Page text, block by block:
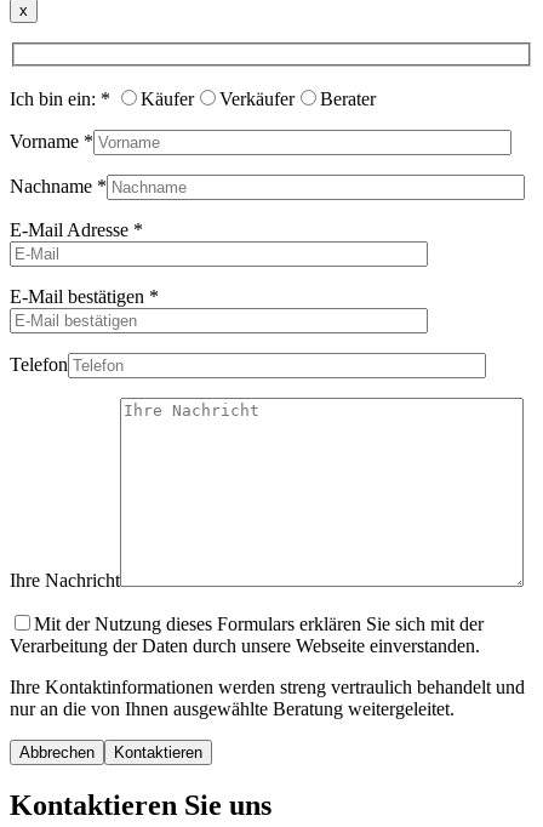
x
Ich bin ein: * Käufer Verkäufer Berater
Vorname *
Nachname *
E-Mail Adresse *
E-Mail bestätigen *
Telefon
Ihre Nachricht
Mit der Nutzung dieses Formulars erklären Sie sich mit der
Verarbeitung der Daten durch unsere Webseite einverstanden.
Ihre Kontaktinformationen werden streng vertraulich behandelt und
nur an die von Ihnen ausgewählte Beratung weitergeleitet.
Abbrechen
Kontaktieren Sie uns